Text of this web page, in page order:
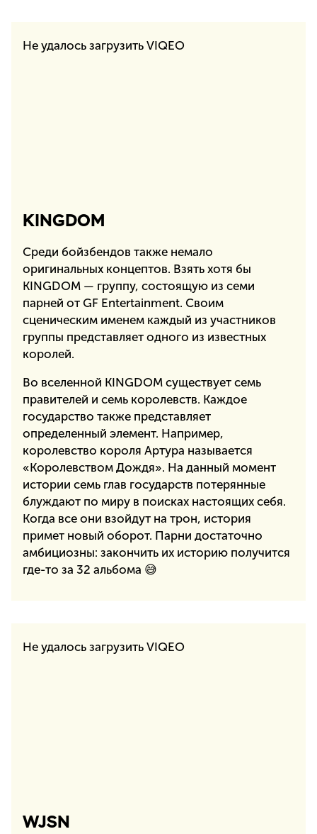
Не удалось загрузить VIQEO
KINGDOM
Среди бойзбендов также немало
оригинальных концептов. Взять хотя бы
KINGDOM — группу, состоящую из семи
парней от GF Entertainment. Своим
сценическим именем каждый из участников
группы представляет одного из известных
королей.
Во вселенной KINGDOM существует семь
правителей и семь королевств. Каждое
государство также представляет
определенный элемент. Например,
королевство короля Артура называется
«Королевством Дождя». На данный момент
истории семь глав государств потерянные
блуждают по миру в поисках настоящих себя.
Когда все они взойдут на трон, история
примет новый оборот. Парни достаточно
амбициозны: закончить их историю получится
где-то за 32 альбома 😅
Не удалось загрузить VIQEO
WJSN